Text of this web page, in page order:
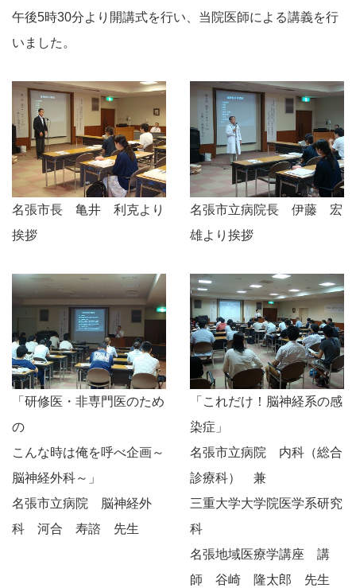
午後5時30分より開講式を行い、当院医師による講義を行
いました。
名張市長 亀井 利克より
挨拶
名張市立病院長 伊藤 宏
雄より挨拶
「研修医・非専門医のため
の
こんな時は俺を呼べ企画～
脳神経外科～」
名張市立病院 脳神経外
科 河合 寿諮 先生
「これだけ！脳神経系の感
染症」
名張市立病院 内科（総合
診療科） 兼
三重大学大学院医学系研究
科
名張地域医療学講座 講
師 谷崎 隆太郎 先生